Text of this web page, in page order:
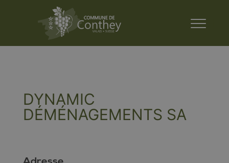
DYNAMIC
DÉMÉNAGEMENTS SA